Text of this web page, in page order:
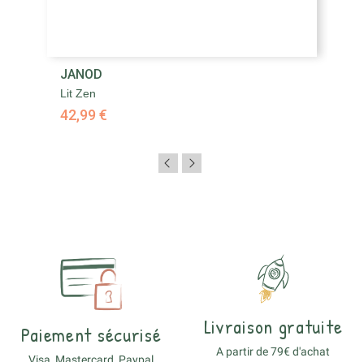
JANOD
Lit Zen
42,99 €
Paiement sécurisé Livraison gratuite
A partir de 79€ d'achat